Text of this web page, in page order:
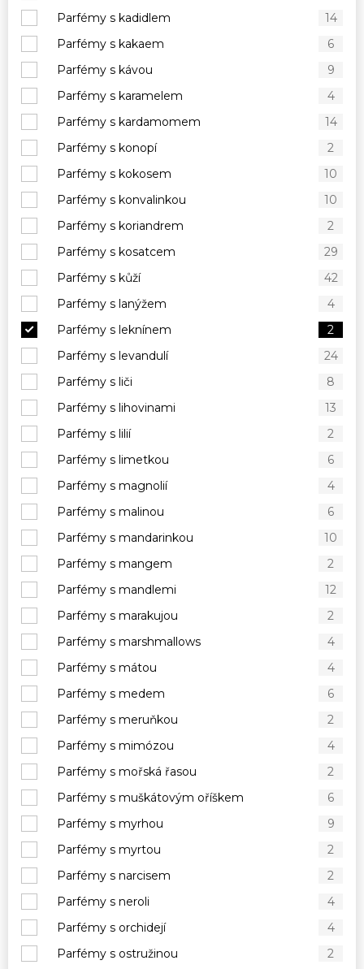
Parfémy s kadidlem
14
Parfémy s kakaem
6
Parfémy s kávou
9
Parfémy s karamelem
4
Parfémy s kardamomem
14
Parfémy s konopí
2
Parfémy s kokosem
10
Parfémy s konvalinkou
10
Parfémy s koriandrem
2
Parfémy s kosatcem
29
Parfémy s kůží
42
Parfémy s lanýžem
4
Parfémy s leknínem
2
Parfémy s levandulí
24
Parfémy s liči
8
Parfémy s lihovinami
13
Parfémy s lilií
2
Parfémy s limetkou
6
Parfémy s magnolií
4
Parfémy s malinou
6
Parfémy s mandarinkou
10
Parfémy s mangem
2
Parfémy s mandlemi
12
Parfémy s marakujou
2
Parfémy s marshmallows
4
Parfémy s mátou
4
Parfémy s medem
6
Parfémy s meruňkou
2
Parfémy s mimózou
4
Parfémy s mořská řasou
2
Parfémy s muškátovým oříškem
6
Parfémy s myrhou
9
Parfémy s myrtou
2
Parfémy s narcisem
2
Parfémy s neroli
4
Parfémy s orchidejí
4
Parfémy s ostružinou
2